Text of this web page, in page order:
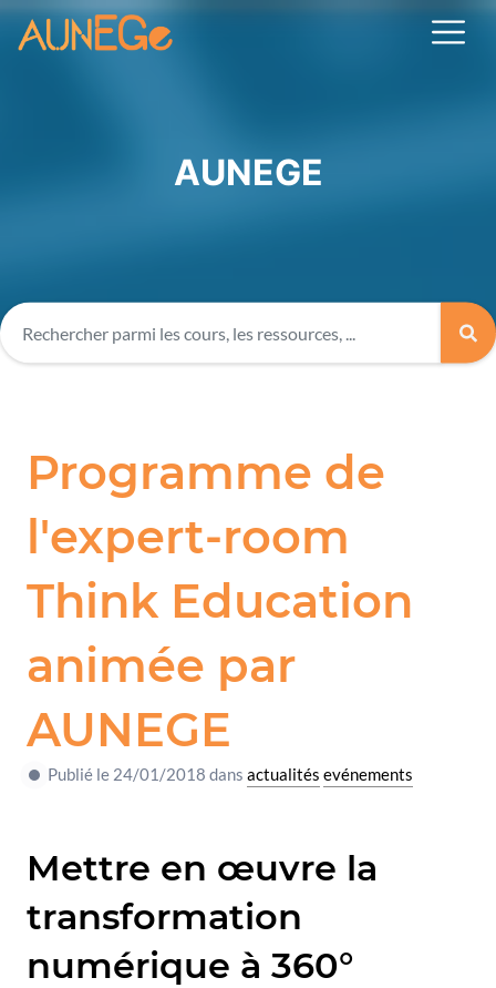
AUNEGE
Programme de
l'expert-room
Think Education
animée par
AUNEGE
Publié le 24/01/2018 dansactualités evénements
Mettre en œuvre la
transformation
numérique à 360°